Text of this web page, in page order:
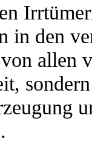
in den
allen